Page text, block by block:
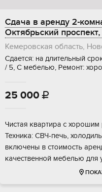
Сдача в аренду 2-
Октябрьский
Кемеровская область,
Сдается: на длительный
/ 5, С мебелью, Ремонт:
25 000 
Чистая квартира с
Техника: СВЧ-печь,
включены в стоимость
качественной мебелью для